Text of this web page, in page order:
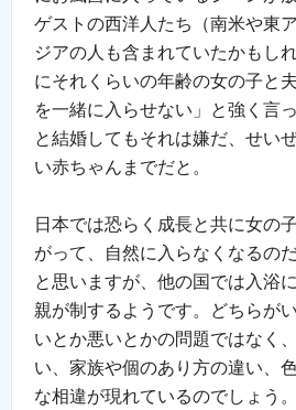
ゲストの西洋人たち（南米や東ア
ジアの人も含まれていたかもし
にそれくらいの年齢の女の子と夫
を一緒に入らせない」と強く言
と結婚してもそれは嫌だ、せい
い赤ちゃんまでだと。
日本では恐らく成長と共に女の
がって、自然に入らなくなるの
と思いますが、他の国では入浴
親が制するようです。どちらがい
いとか悪いとかの問題ではなく
い、家族や個のあり方の違い、
な相違が現れているのでしょう。